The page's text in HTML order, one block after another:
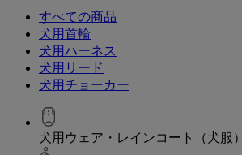
すべての商品
犬用首輪
犬用ハーネス
犬用リード
犬用チョーカー
犬用ウェア・レインコート（犬服）